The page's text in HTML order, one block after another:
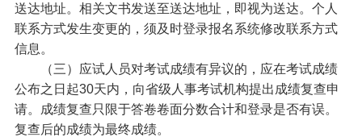
送达地址。相关文书发送至送达地址，即视为送达。个人
联系方式发生变更的，须及时登录报名系统修改联系方式
信息。
（三）应试人员对考试成绩有异议的，应在考试成绩
公布之日起30天内，向省级人事考试机构提出成绩复查申
请。成绩复查只限于答卷卷面分数合计和登录是否有误。
复查后的成绩为最终成绩。